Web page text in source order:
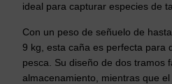
ideal para capturar especies de
Con un peso de señuelo de
9 kg, esta caña es perfecta para
pesca. Su diseño de dos tramos
almacenamiento, mientras que